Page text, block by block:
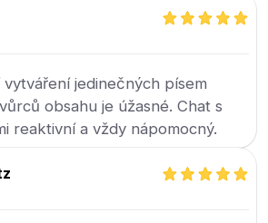
jedinečných písem
obsahu je úžasné. Chat s
reaktivní a vždy nápomocný.